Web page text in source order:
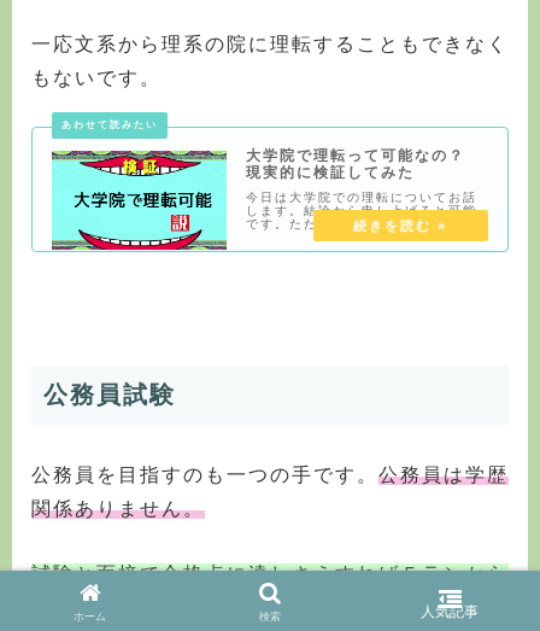
一応文系から理系の院に理転することもできなく
もないです。
大学院で理転って可能なの？
現実的に検証してみた
今日は大学院での理転についてお話
します。結論から申し上げると可能
です。ただいろいろ制約等ありま
す。2021年7月8日追記：2017年に
記事を書いてからほとんど更新して
公務員試験
公務員を目指すのも一つの手です。 公務員は学歴
関係ありません。
試験と面接で合格点に達しさえすればＦランから
でも公務員になれます。
ホーム 検索